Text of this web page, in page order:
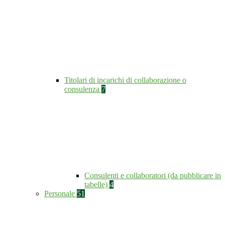
Titolari di incarichi di collaborazione o
consulenza 7
Consulenti e collaboratori (da pubblicare in
tabelle) 4
Personale 51